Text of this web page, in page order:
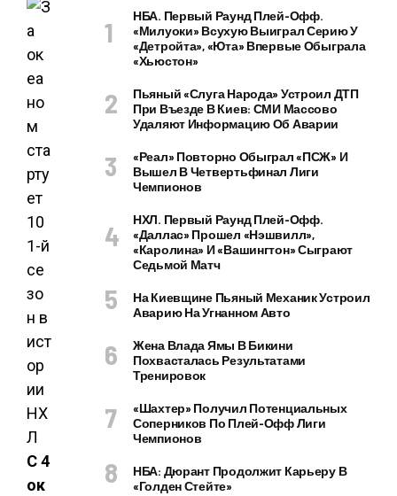
С 4
ок
НБА. Первый Раунд Плей-Офф.
«Милуоки» Всухую Выиграл Серию У
«Детройта», «Юта» Впервые Обыграла
«Хьюстон»
Пьяный «слуга Народа» Устроил ДТП
При Въезде В Киев: СМИ Массово
Удаляют Информацию Об Аварии
«Реал» Повторно Обыграл «ПСЖ» И
Вышел В Четвертьфинал Лиги
Чемпионов
НХЛ. Первый Раунд Плей-Офф.
«Даллас» Прошел «Нэшвилл»,
«Каролина» И «Вашингтон» Сыграют
Седьмой Матч
На Киевщине Пьяный Механик Устроил
Аварию На Угнанном Авто
Жена Влада Ямы В Бикини
Похвасталась Результатами
Тренировок
«Шахтер» Получил Потенциальных
Соперников По Плей-Офф Лиги
Чемпионов
НБА: Дюрант Продолжит Карьеру В
«Голден Стейте»